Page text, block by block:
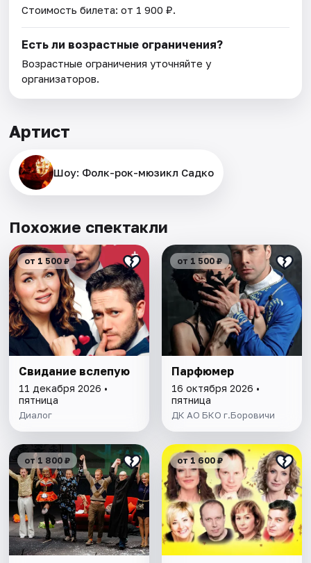
Стоимость билета: от 1 900 ₽.
Есть ли возрастные ограничения?
Возрастные ограничения уточняйте у
организаторов.
Артист
Шоу: Фолк-рок-мюзикл Садко
Похожие спектакли
от 1 500 ₽
Свидание вслепую
11 декабря 2026 •
пятница
Диалог
от 1 500 ₽
Парфюмер
16 октября 2026 •
пятница
ДК АО БКО г.Боровичи
от 1 800 ₽ от 1 600 ₽